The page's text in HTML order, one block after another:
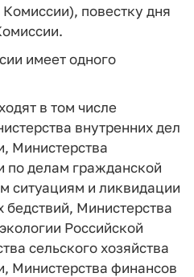
повестку дня
имеет одного
в том числе
внутренних дел
Министерства
по делам гражданской
ситуациям и ликвидации
бедствий, Министерства
Российской
сельского хозяйства
Министерства финансов